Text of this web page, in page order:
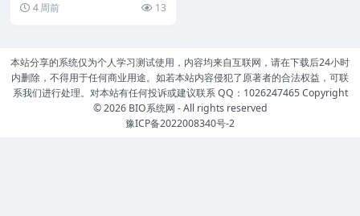
4 周前 13
本站分享的系统仅为个人学习测试使用，内容均来自互联网，请在下载后24小时
内删除，不得用于任何商业用途。如若本站内容侵犯了原著者的合法权益，可联
系我们进行处理。对本站有任何投诉或建议联系 QQ：1026247465 Copyright
© 2026 BIO系统网 - All rights reserved
豫ICP备2022008340号-2